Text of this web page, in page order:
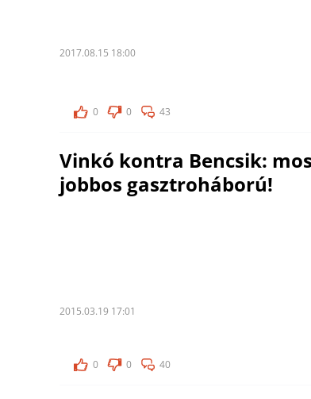
2017.08.15 18:00
0 0 43
Vinkó kontra Bencsik:
jobbos gasztroháború!
2015.03.19 17:01
0 0 40